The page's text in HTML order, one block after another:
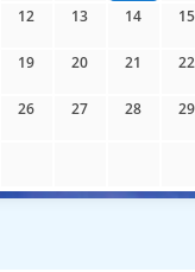
12 13 14 15
19 20 21 22
26 27 28 29